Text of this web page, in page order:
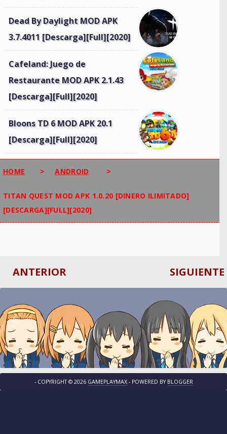
Dead By Daylight MOD APK
3.7.4011 [Descarga][Full][2020]
Cafeland: Juego de
Restaurante MOD APK 2.1.43
[Descarga][Full][2020]
Bloons TD 6 MOD APK 20.1
[Descarga][Full][2020]
HOME > ANDROID >
TITAN QUEST MOD APK 1.0.20 [DINERO ILIMITADO]
[DESCARGA][FULL][2020]
SIGUIENTE
ANTERIOR
- COPYRIGHT © 2026 GAMEPLAYMAX- POWERED BY BLOGGER